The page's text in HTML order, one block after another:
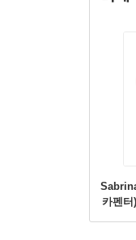
카펜